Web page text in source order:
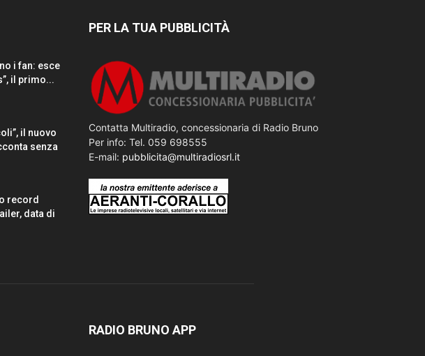
i fan: esce
il primo...
il nuovo
senza
record
data di
PER LA TUA PUBBLICITÀ
Contatta Multiradio, concessionaria di Radio Bruno
Per info: Tel. 059 698555
E-mail: pubblicita@multiradiosrl.it
RADIO BRUNO APP